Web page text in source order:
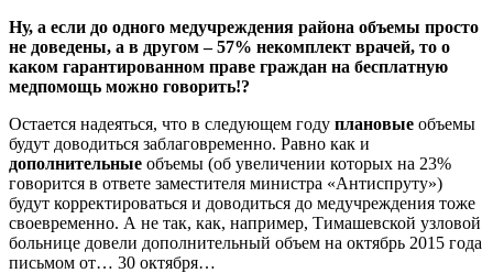
Ну, а если до одного медучреждения района объемы просто
не доведены, а в другом – 57% некомплект врачей, то о
каком гарантированном праве граждан на бесплатную
медпомощь можно говорить!?
Остается надеяться, что в следующем году плановые объемы
будут доводиться заблаговременно. Равно как и
дополнительные объемы (об увеличении которых на 23%
говорится в ответе заместителя министра «Антиспруту»)
будут корректироваться и доводиться до медучреждения тоже
своевременно. А не так, как, например, Тимашевской узловой
больнице довели дополнительный объем на октябрь 2015 года
письмом от… 30 октября…